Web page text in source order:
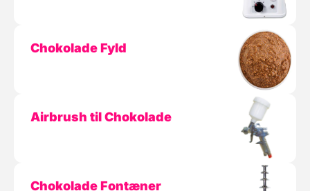
Chokolade Fyld
Airbrush til Chokolade
Chokolade Fontæner